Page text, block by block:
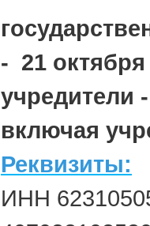
- 21 октября
учредители
включая
Реквизиты:
ИНН